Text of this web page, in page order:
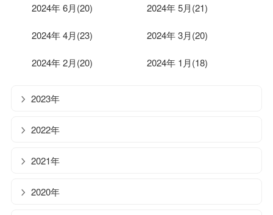
2024年 6月(20) 2024年 5月(21)
2024年 4月(23) 2024年 3月(20)
2024年 2月(20) 2024年 1月(18)
2023年
2022年
2021年
2020年